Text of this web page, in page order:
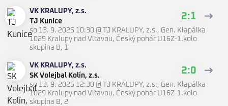
VK KRALUPY, z.s.
TJ Kunice
2:1
so 13. 9. 2025 10:30 @
TJ KRALUPY, z.s., Gen. Klapálka
1029 Kralupy nad Vltavou, Český pohár U16Z-1.kolo
skupina B, 1
VK KRALUPY, z.s.
SK Volejbal Kolín, z.s.
2:0
so 13. 9. 2025 12:30 @
TJ KRALUPY, z.s., Gen. Klapálka
1029 Kralupy nad Vltavou, Český pohár U16Z-1.kolo
skupina B, 2